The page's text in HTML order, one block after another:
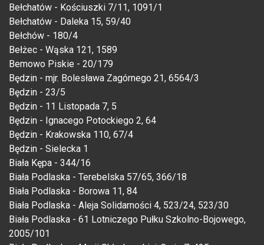
Bełchatów - Kościuszki 7/11, 1091/1
Bełchatów - Daleka 15, 59/40
Bełchów - 180/4
Bełżec - Wąska 121, 1589
Bemowo Piskie - 20/179
Będzin - mjr. Bolesława Zagórnego 21, 6564/3
Będzin - 23/5
Będzin - 11 Listopada 7, 5
Będzin - Ignacego Potockiego 2, 64
Będzin - Krakowska 110, 67/4
Będzin - Sielecka 1
Biała Kępa - 344/16
Biała Podlaska - Terebelska 57/65, 366/18
Biała Podlaska - Borowa 11, 84
Biała Podlaska - Aleja Solidarności 4, 523/24, 523/30
Biała Podlaska - 61 Lotniczego Pułku Szkolno-Bojowego,
2005/101